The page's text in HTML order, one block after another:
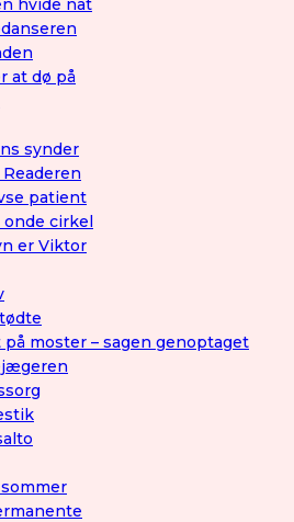
hvide nat
at dø på
synder
patient
onde cirkel
er Viktor
på moster – sagen genoptaget